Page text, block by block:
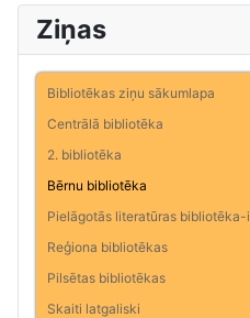
Ziņas
Bibliotēkas ziņu sākumlapa
Centrālā bibliotēka
2. bibliotēka
Bērnu bibliotēka
Pielāgotās literatūras
Reģiona bibliotēkas
Pilsētas bibliotēkas
Skaiti latgaliski